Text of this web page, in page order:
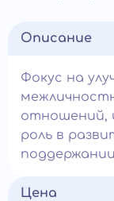
Описание
Фокус на
отношений,
роль в
Цена